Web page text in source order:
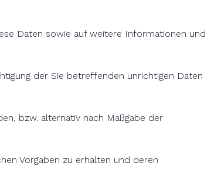
Daten sowie auf weitere Informationen und
der Sie betreffenden unrichtigen Daten
bzw. alternativ nach Maßgabe der
Vorgaben zu erhalten und deren